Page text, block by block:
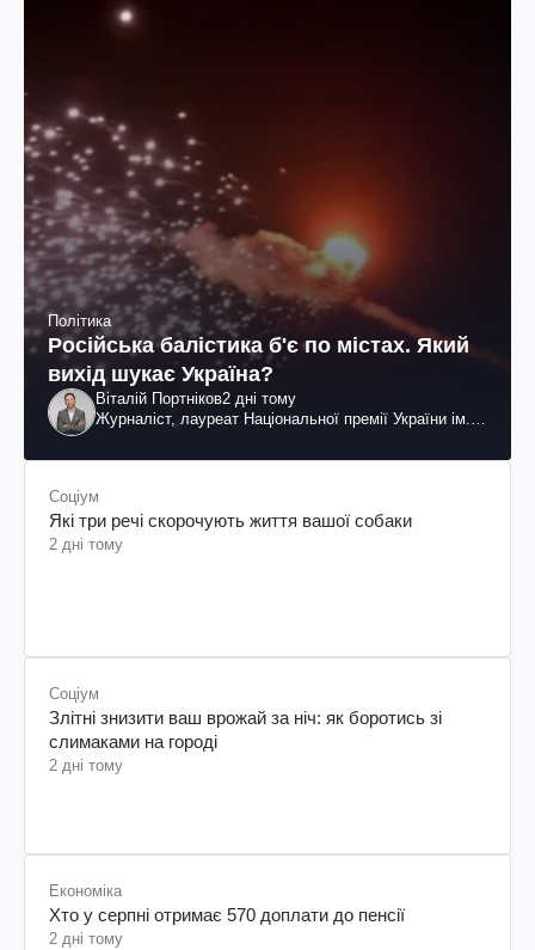
Політика
Російська балістика б'є по містах. Який
вихід шукає Україна?
Віталій Портніков2 дні тому
Журналіст, лауреат Національної премії України ім.
Соціум
Які три речі скорочують життя вашої собаки
2 дні тому
Соціум
Злітні знизити ваш врожай за ніч: як боротись зі
слимаками на городі
2 дні тому
Економіка
Хто у серпні отримає 570 доплати до пенсії
2 дні тому